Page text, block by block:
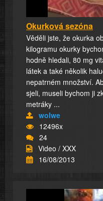
Okurková sezóna
Věděli jste, že okurka
kilogramu okurky
hodně hledali, 80 mg
látek a také několik
nepatrném množství.
sjeli, museli bychom ji
metráky ...
wolwe
12496x
24
Video / XXX
16/08/2013